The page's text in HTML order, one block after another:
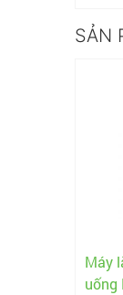
SẢN
Máy
uống